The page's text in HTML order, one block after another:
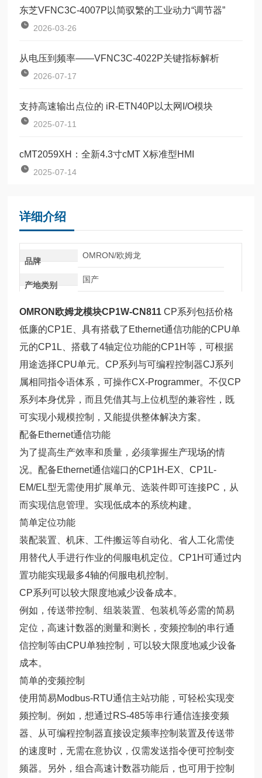
东芝VFNC3C-4007P以简驭繁的工业动力“调节器”
2026-03-26
从电压到频率——VFNC3C-4022P关键指标解析
2026-07-17
支持高速输出点位的 iR-ETN40P以太网I/O模块
2025-07-11
cMT2059XH：全新4.3寸cMT X标准型HMI
2025-07-14
详细介绍
品牌
OMRON/欧姆龙
产地类别
国产
OMRON欧姆龙模块CP1W-CN811 CP系列包括价格
低廉的CP1E、具有搭载了Ethernet通信功能的CPU单
元的CP1L、搭载了4轴定位功能的CP1H等，可根据
用途选择CPU单元。CP系列与可编程控制器CJ系列
属相同指令语体系，可操作CX-Programmer。不仅CP
系列本身优异，而且凭借其与上位机型的兼容性，既
可实现小规模控制，又能提供整体解决方案。
配备Ethernet通信功能
为了提高生产效率和质量，必须掌握生产现场的情
况。配备Ethernet通信端口的CP1H-EX、CP1L-
EM/EL型无需使用扩展单元、选装件即可连接PC，从
而实现信息管理。实现低成本的系统构建。
简单定位功能
装配装置、机床、工件搬运等自动化、省人工化需使
用替代人手进行作业的伺服电机定位。CP1H可通过内
置功能实现最多4轴的伺服电机控制。
CP系列可以较大限度地减少设备成本。
例如，传送带控制、组装装置、包装机等必需的简易
定位，高速计数器的测量和测长，变频控制的串行通
信控制等由CPU单独控制，可以较大限度地减少设备
成本。
简单的变频控制
使用简易Modbus-RTU通信主站功能，可轻松实现变
频控制。例如，想通过RS-485等串行通信连接变频
器、从可编程控制器直接设定频率控制装置及传送带
的速度时，无需在意协议，仅需发送指令便可控制变
频器。另外，组合高速计数器功能后，也可用于控制